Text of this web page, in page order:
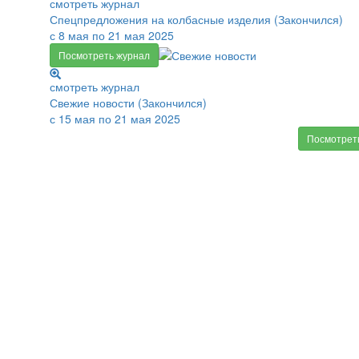
смотреть журнал
Спецпредложения на колбасные изделия (Закончился)
с 8 мая по 21 мая 2025
Посмотреть журнал
смотреть журнал
Свежие новости (Закончился)
с 15 мая по 21 мая 2025